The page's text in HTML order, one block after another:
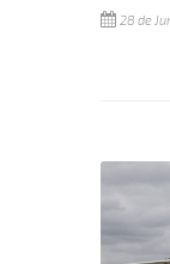
28 de